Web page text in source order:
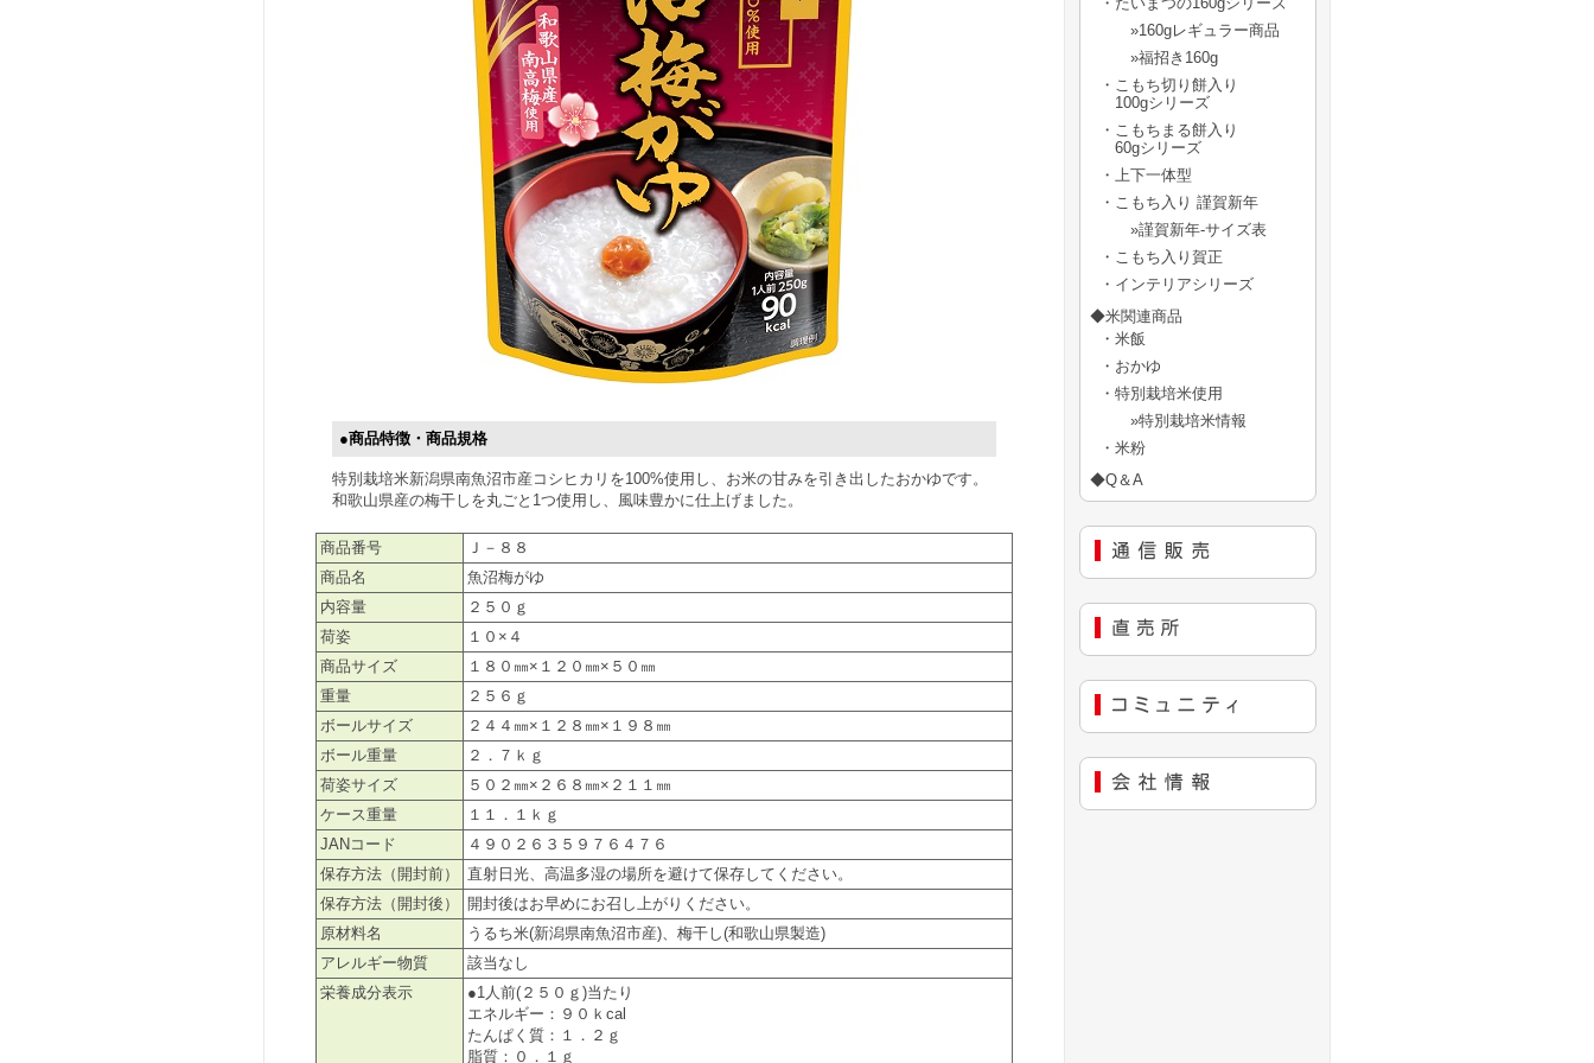
●商品特徴・商品規格
特別栽培米新潟県南魚沼市産コシヒカリを100%使用し、お米の甘みを引き出したおかゆです。
和歌山県産の梅干しを丸ごと1つ使用し、風味豊かに仕上げました。
商品番号
Ｊ－８８
商品名
魚沼梅がゆ
内容量
２５０ｇ
荷姿
１０×４
商品サイズ
１８０㎜×１２０㎜×５０㎜
重量
２５６ｇ
ボールサイズ
２４４㎜×１２８㎜×１９８㎜
ボール重量
２．７ｋｇ
荷姿サイズ
５０２㎜×２６８㎜×２１１㎜
ケース重量
１１．１ｋｇ
JANコード
４９０２６３５９７６４７６
保存方法（開封前）
直射日光、高温多湿の場所を避けて保存してください。
保存方法（開封後）
開封後はお早めにお召し上がりください。
原材料名
うるち米(新潟県南魚沼市産)、梅干し(和歌山県製造)
アレルギー物質
該当なし
栄養成分表示
●1人前(２５０ｇ)当たり
エネルギー：９０ｋcal
たんぱく質：１．２ｇ
脂質：０．１ｇ
»160gレギュラー商品
»福招き160g
・こもち切り餅入り
100gシリーズ
・こもちまる餅入り
60gシリーズ
・上下一体型
・こもち入り 謹賀新年
»謹賀新年-サイズ表
・こもち入り賀正
・インテリアシリーズ
◆米関連商品
・米飯
・おかゆ
・特別栽培米使用
»特別栽培米情報
・米粉
◆Q＆A